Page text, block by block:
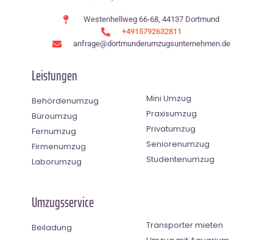
Westenhellweg 66-68, 44137 Dortmund
+4915792632811
anfrage@dortmunderumzugsunternehmen.de
Leistungen
Behördenumzug
Büroumzug
Fernumzug
Firmenumzug
Laborumzug
Mini Umzug
Praxisumzug
Privatumzug
Seniorenumzug
Studentenumzug
Umzugsservice
Beiladung
Transporter mieten